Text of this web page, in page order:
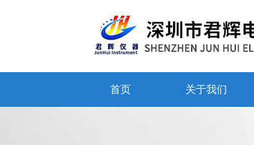
首页 关于我们